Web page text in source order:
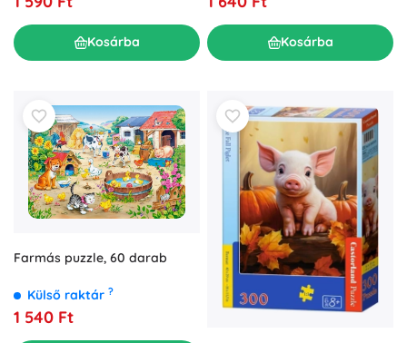
Kosárba Kosárba
Farmás puzzle, 60 darab
Külső raktár ?
1 540 Ft